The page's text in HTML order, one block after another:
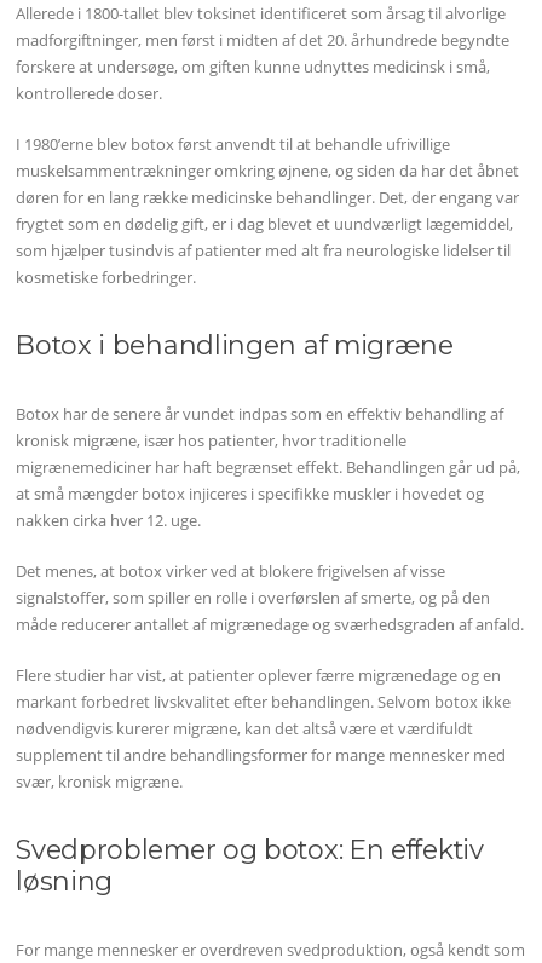
Allerede i 1800-tallet blev toksinet identificeret som årsag til alvorlige
madforgiftninger, men først i midten af det 20. århundrede begyndte
forskere at undersøge, om giften kunne udnyttes medicinsk i små,
kontrollerede doser.
I 1980’erne blev botox først anvendt til at behandle ufrivillige
muskelsammentrækninger omkring øjnene, og siden da har det åbnet
døren for en lang række medicinske behandlinger. Det, der engang var
frygtet som en dødelig gift, er i dag blevet et uundværligt lægemiddel,
som hjælper tusindvis af patienter med alt fra neurologiske lidelser til
kosmetiske forbedringer.
Botox i behandlingen af migræne
Botox har de senere år vundet indpas som en effektiv behandling af
kronisk migræne, især hos patienter, hvor traditionelle
migrænemediciner har haft begrænset effekt. Behandlingen går ud på,
at små mængder botox injiceres i specifikke muskler i hovedet og
nakken cirka hver 12. uge.
Det menes, at botox virker ved at blokere frigivelsen af visse
signalstoffer, som spiller en rolle i overførslen af smerte, og på den
måde reducerer antallet af migrænedage og sværhedsgraden af anfald.
Flere studier har vist, at patienter oplever færre migrænedage og en
markant forbedret livskvalitet efter behandlingen. Selvom botox ikke
nødvendigvis kurerer migræne, kan det altså være et værdifuldt
supplement til andre behandlingsformer for mange mennesker med
svær, kronisk migræne.
Svedproblemer og botox: En effektiv
løsning
For mange mennesker er overdreven svedproduktion, også kendt som